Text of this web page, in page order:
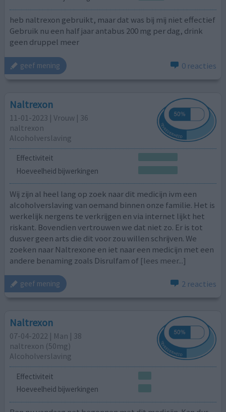
heb naltrexon gebruikt, maar dat was bij mij niet effectief
Gebruik nu een half jaar antabus 200 mg per dag, drink
geen druppel meer
geef mening 0 reacties
Naltrexon
11-01-2023 | Vrouw | 36
naltrexon
Alcoholverslaving
Effectiviteit
Hoeveelheid bijwerkingen
Wij zijn al heel lang op zoek naar dit medicijn ivm een
alcoholverslaving van oemand binnen onze familie. Het is
werkelijk nergens te verkrijgen en via internet lijkt het
riskant. Bovendien vertrouwen we dat niet zo. Er is tot
dusver geen arts die dit voor zou willen schrijven. We
zoeken naar Naltrexone en iet naar een medicijn met een
andere benaming zoals Disrulfam of [lees meer...]
geef mening 2 reacties
Naltrexon
07-04-2022 | Man | 38
naltrexon (50mg)
Alcoholverslaving
Effectiviteit
Hoeveelheid bijwerkingen